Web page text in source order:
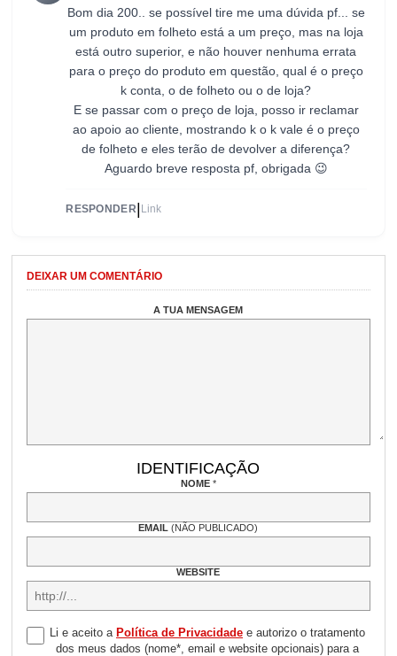
Bom dia 200.. se possível tire me uma dúvida pf... se
um produto em folheto está a um preço, mas na loja
está outro superior, e não houver nenhuma errata
para o preço do produto em questão, qual é o preço
k conta, o de folheto ou o de loja?
E se passar com o preço de loja, posso ir reclamar
ao apoio ao cliente, mostrando k o k vale é o preço
de folheto e eles terão de devolver a diferença?
Aguardo breve resposta pf, obrigada 😉
RESPONDER| Link
DEIXAR UM COMENTÁRIO
A TUA MENSAGEM
IDENTIFICAÇÃO
NOME *
EMAIL(NÃO PUBLICADO)
WEBSITE
Li e aceito a Política de Privacidadee autorizo o tratamento
dos meus dados (nome*, email e website opcionais) para a